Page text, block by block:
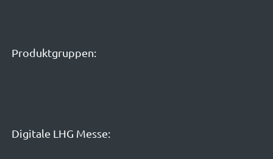
Produktgruppen:
Digitale LHG Messe: